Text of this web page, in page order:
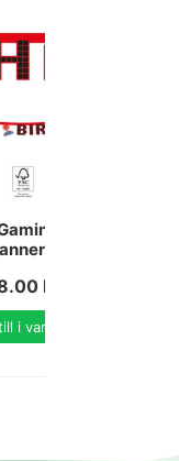
Party
FSC 2 m
kr
i varukorg